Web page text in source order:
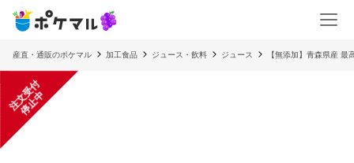
産直・通販のポケマル 加工食品 ジュース・飲料 ジュース 【無添加】青森県産
注
文
受
付
停
止
中